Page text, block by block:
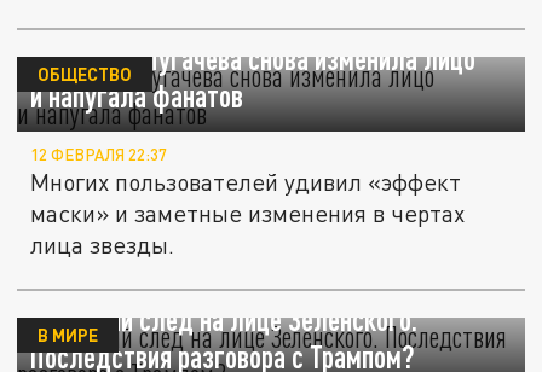
76-летняя Пугачева снова изменила лицо
и напугала фанатов
ОБЩЕСТВО
12 ФЕВРАЛЯ 22:37
Многих пользователей удивил «эффект
маски» и заметные изменения в чертах
лица звезды.
Странный след на лице Зеленского.
Последствия разговора с Трампом?
В МИРЕ